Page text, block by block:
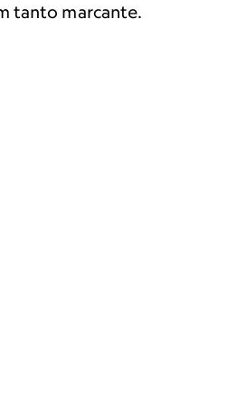
tanto marcante.